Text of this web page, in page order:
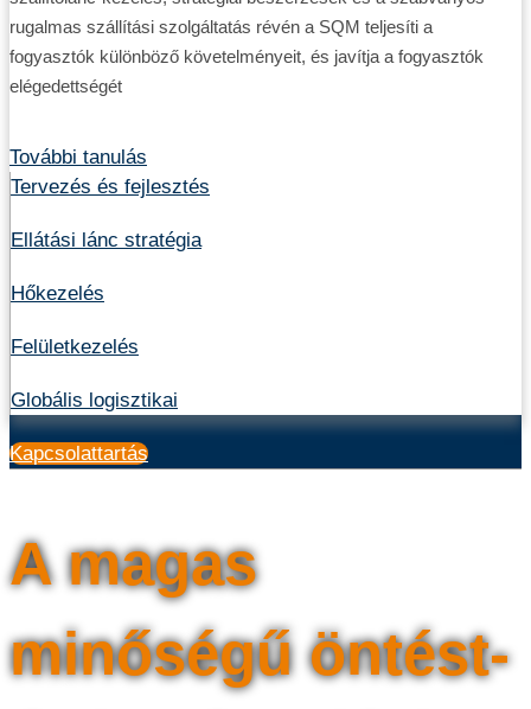
rugalmas szállítási szolgáltatás révén a SQM teljesíti a
fogyasztók különböző követelményeit, és javítja a fogyasztók
elégedettségét
További tanulás
Tervezés és fejlesztés
Ellátási lánc stratégia
Hőkezelés
Felületkezelés
Globális logisztikai
Kapcsolattartás
A magas
minőségű öntést-